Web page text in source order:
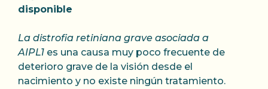
disponible
La distrofia retiniana grave asociada a
AIPL1 es una causa muy poco frecuente de
deterioro grave de la visión desde el
nacimiento y no existe ningún tratamiento.